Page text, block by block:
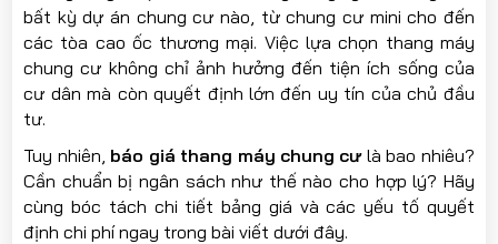
bất kỳ dự án chung cư nào, từ chung cư mini cho đến
các tòa cao ốc thương mại. Việc lựa chọn thang máy
chung cư không chỉ ảnh hưởng đến tiện ích sống của
cư dân mà còn quyết định lớn đến uy tín của chủ đầu
tư.
Tuy nhiên, báo giá thang máy chung cưlà bao nhiêu?
Cần chuẩn bị ngân sách như thế nào cho hợp lý? Hãy
cùng bóc tách chi tiết bảng giá và các yếu tố quyết
định chi phí ngay trong bài viết dưới đây.